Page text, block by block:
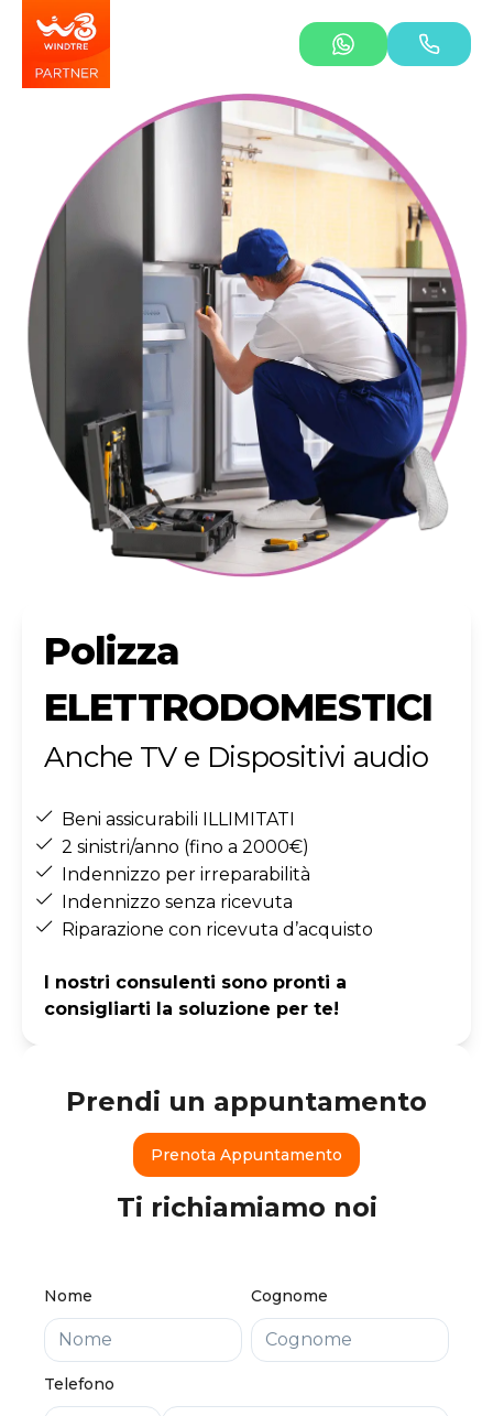
Polizza
ELETTRODOMESTICI
Anche TV e Dispositivi audio
Beni assicurabili ILLIMITATI
2 sinistri/anno (fino a 2000€)
Indennizzo per irreparabilità
Indennizzo senza ricevuta
Riparazione con ricevuta d’acquisto
I nostri consulenti sono pronti a
consigliarti la soluzione per te!
Prendi un appuntamento
Prenota Appuntamento
Ti richiamiamo noi
Nome Cognome
Telefono